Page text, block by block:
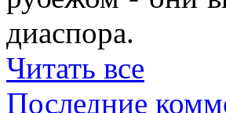
диаспора.
Читать все
Последние